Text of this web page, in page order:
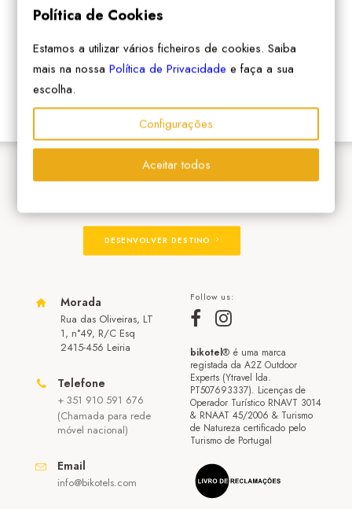
DESENVOLVER DESTINO
Morada
Rua das Oliveiras, LT
1, n°49, R/C Esq
2415-456 Leiria
Telefone
+ 351 910 591 676
(Chamada para rede
móvel nacional)
Email
info@bikotels.com
Follow us:
bikotel® é uma marca
registada da A2Z Outdoor
Experts (Ytravel lda.
PT507693337). Licenças de
Operador Turístico RNAVT 3014
& RNAAT 45/2006 & Turismo
de Natureza certificado pelo
Turismo de Portugal
Política de Cookies
Estamos a utilizar vários ficheiros de cookies. Saiba
mais na nossaPolítica de Privacidade e faça a sua
escolha.
Configurações
Aceitar todos